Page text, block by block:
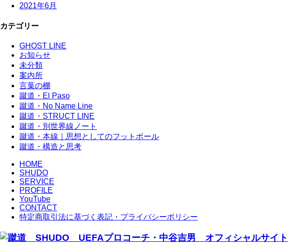
2021年6月
カテゴリー
GHOST LINE
お知らせ
未分類
案内所
言葉の棚
蹴道・El Paso
蹴道・No Name Line
蹴道・STRUCT LINE
蹴道・別世界線ノート
蹴道・本線｜思想としてのフットボール
蹴道・構造と思考
HOME
SHUDO
SERVICE
PROFILE
YouTube
CONTACT
特定商取引法に基づく表記・プライバシーポリシー